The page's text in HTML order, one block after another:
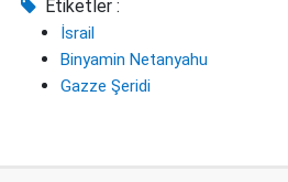
Etiketler :
İsrail
Binyamin Netanyahu
Gazze Şeridi